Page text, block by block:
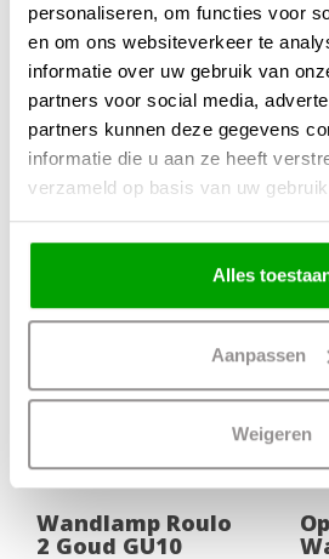
personaliseren, om functies voor
en om ons websiteverkeer te
informatie over uw gebruik van
partners voor social media,
partners kunnen deze gegevens
informatie die u aan ze heeft
verzameld op basis van uw
Alles
Aanpassen
Weigeren
Wandlamp Gips
Brest Wit 2 Lichts
GU10
44,95
Wandlamp Roulo
2 Goud GU10
-